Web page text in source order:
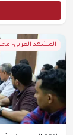
المشهد العربي-